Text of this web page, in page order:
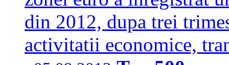
din 2012, dupa trei
activitatii economice,